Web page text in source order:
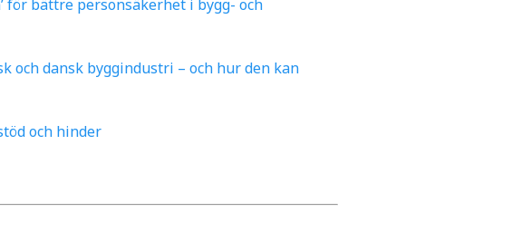
för bättre personsäkerhet i bygg- och
och dansk byggindustri – och hur den kan
och hinder